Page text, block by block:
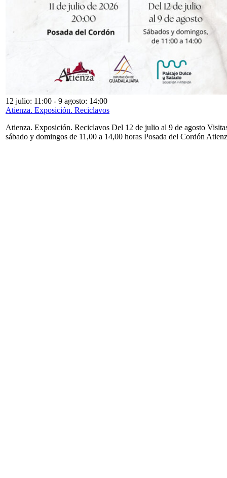
12 julio: 11:00 - 9 agosto: 14:00
Atienza. Exposición. Reciclavos
Atienza. Exposición. Reciclavos Del 12 de julio al 9 de agosto
sábado y domingos de 11,00 a 14,00 horas Posada del Cordón